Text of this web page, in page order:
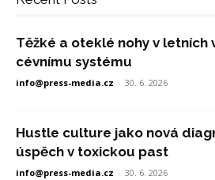
Těžké a oteklé nohy v letních
cévnímu systému
info@press-media.cz - 30. 6. 2026
Hustle culture jako nová
úspěch v toxickou past
info@press-media.cz - 30. 6. 2026